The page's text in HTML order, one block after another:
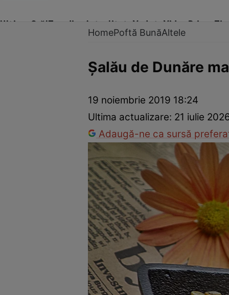
Ultima Oră!Trending Actualitate Vedete Video Prime
Mâncăruri rapideRețete cu legume
HomePoftă BunăAltele
Şalău de Dunăre
19 noiembrie 2019 18:24
Ultima actualizare: 21 iulie
Adaugă-ne ca sursă